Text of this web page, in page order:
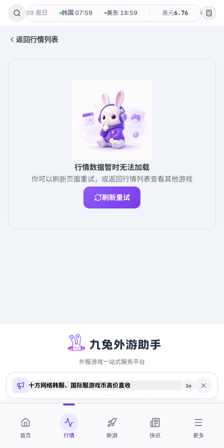
08-09 周日 韩国 07:59 美东 18:59 美元6.76 韩元
返回行情列表
行情数据暂时无法加载
你可以刷新页面重试，或返回行情列表查看其他游戏
刷新重试
外服游戏一站式服务平台
Copyright ©20269to.me · 本站内容仅供参考，不构成投资建议
十方网络韩服、国际服游戏币高价直收 1s
首页 行情 新游 快讯 更多